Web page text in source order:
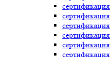
сертификация
сертификация
сертификация
сертификация
сертификация
сертификация